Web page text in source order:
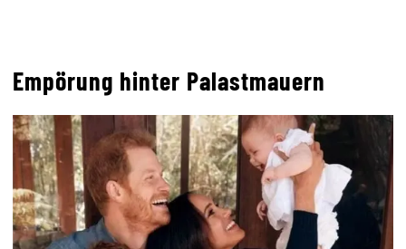
Empörung hinter Palastmauern